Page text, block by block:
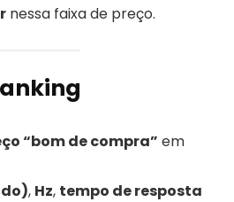
nessa faixa de preço.
“bom de compra” em
, Hz, tempo de resposta